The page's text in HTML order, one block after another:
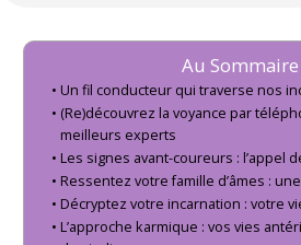
Au Sommaire
Un fil conducteur qui traverse nos
(Re)découvrez la voyance par
meilleurs experts
Les signes avant-coureurs : l’appel
Ressentez votre famille d’âmes :
Décryptez votre incarnation : votre
L’approche karmique : vos vies